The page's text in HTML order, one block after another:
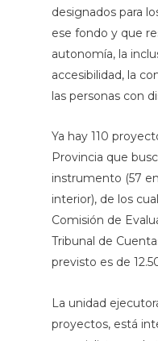
designados para
ese fondo y que
autonomía, la
accesibilidad, la
las personas con
Ya hay 110
Provincia que
instrumento (57
interior), de los
Comisión de
Tribunal de
previsto es de
La unidad
proyectos, está